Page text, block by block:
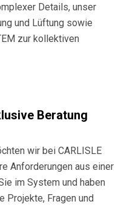
Details, unser
und Lüftung sowie
zur kollektiven
Beratung
wir bei CARLISLE
Anforderungen aus einer
im System und haben
Projekte, Fragen und